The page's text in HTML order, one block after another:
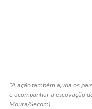
“A ação também ajuda os
e acompanhar a escovação
Moura/Secom)